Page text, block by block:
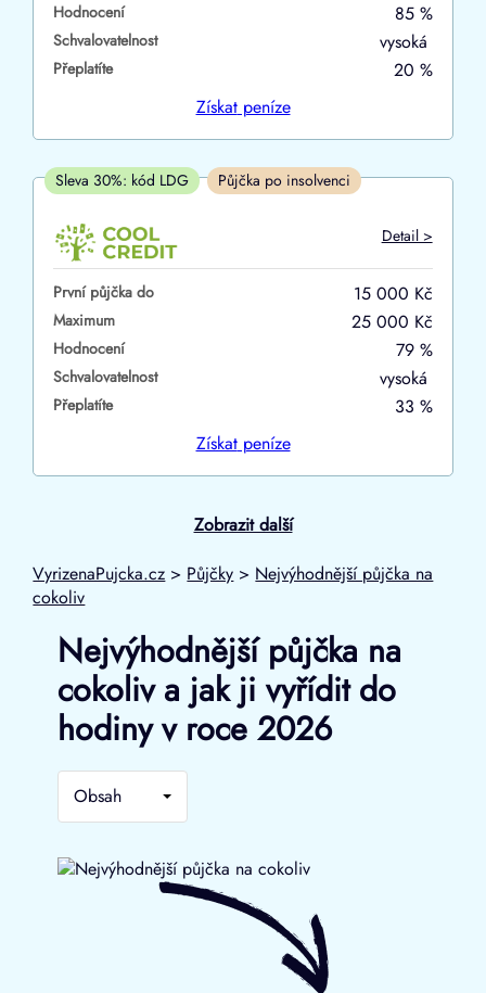
Po insolvenci
ano
ne
V hotovosti
ano
Hodnocení 85 %
Schvalovatelnost vysoká
Přeplatíte
20 %
Získatpeníze
Sleva 30%: kód LDG Půjčka po insolvenci
Detail >
První půjčka do 15 000 Kč
Maximum 25 000 Kč
Hodnocení 79 %
Schvalovatelnost vysoká
Přeplatíte
33 %
Získatpeníze
Zobrazit další
VyrizenaPujcka.cz > Půjčky > Nejvýhodnější půjčka na
cokoliv
Nejvýhodnější půjčka na
cokoliv a jak ji vyřídit do
hodiny v roce 2026
Obsah